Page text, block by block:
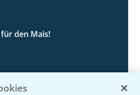
den Mais!